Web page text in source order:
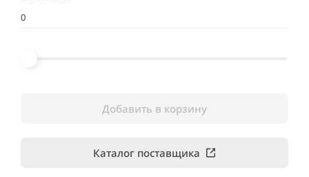
Добавить в корзину
Каталог поставщика